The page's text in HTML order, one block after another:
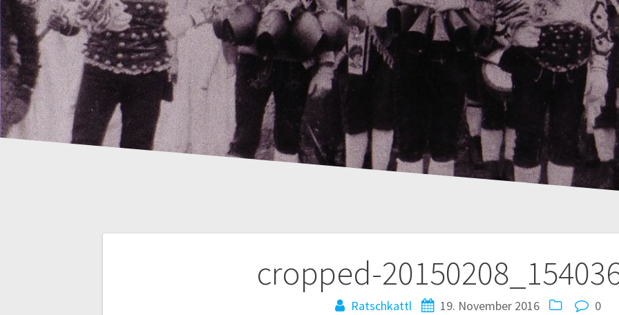
cropped-
Ratschkattl 19. November 2016 0